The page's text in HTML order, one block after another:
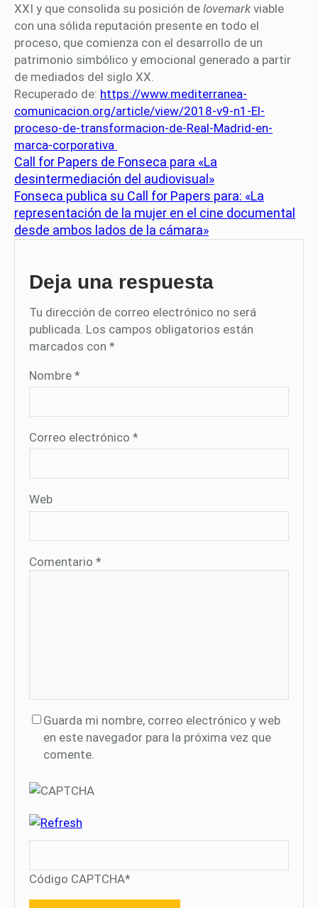
XXI y que consolida su posición de lovemarkviable
con una sólida reputación presente en todo el
proceso, que comienza con el desarrollo de un
patrimonio simbólico y emocional generado a partir
de mediados del siglo XX.
Recuperado de: https://www.mediterranea-
comunicacion.org/article/view/2018-v9-n1-El-
proceso-de-transformacion-de-Real-Madrid-en-
marca-corporativa
Call for Papers de Fonseca para «La
desintermediación del audiovisual»
Fonseca publica su Call for Papers para: «La
representación de la mujer en el cine documental
desde ambos lados de la cámara»
Deja una respuesta
Tu dirección de correo electrónico no será
publicada. Los campos obligatorios están
marcados con *
Nombre *
Correo electrónico *
Web
Comentario *
Guarda mi nombre, correo electrónico y web
en este navegador para la próxima vez que
comente.
Código CAPTCHA*